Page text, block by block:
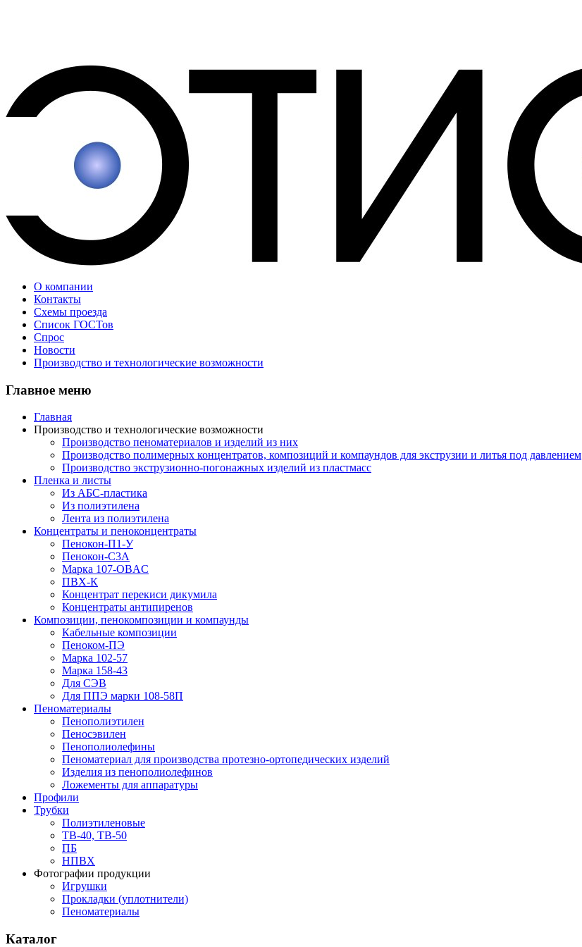
О компании
Контакты
Схемы проезда
Список ГОСТов
Спрос
Новости
Производство и технологические возможности
Главное меню
Главная
Производство и технологические возможности
Производство пеноматериалов и изделий из них
Производство полимерных концентратов, композиций и компаундов для экструзии и литья под давлением
Производство экструзионно-погонажных изделий из пластмасс
Пленка и листы
Из АБС-пластика
Из полиэтилена
Лента из полиэтилена
Концентраты и пеноконцентраты
Пенокон-П1-У
Пенокон-С3А
Марка 107-OBAC
ПВХ-К
Концентрат перекиси дикумила
Концентраты антипиренов
Композиции, пенокомпозиции и компаунды
Кабельные композиции
Пеноком-ПЭ
Марка 102-57
Марка 158-43
Для СЭВ
Для ППЭ марки 108-58П
Пеноматериалы
Пенополиэтилен
Пеносэвилен
Пенополиолефины
Пеноматериал для производства протезно-ортопедических изделий
Изделия из пенополиолефинов
Ложементы для аппаратуры
Профили
Трубки
Полиэтиленовые
ТВ-40, ТВ-50
ПБ
НПВХ
Фотографии продукции
Игрушки
Прокладки (уплотнители)
Пеноматериалы
Каталог